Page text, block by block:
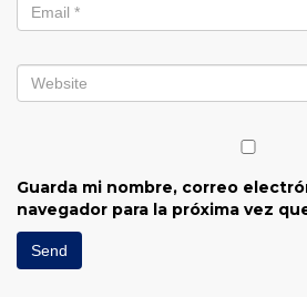
Guarda mi nombre, correo
navegador para la próxima vez